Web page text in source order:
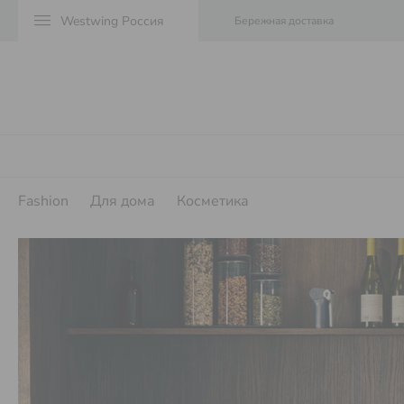
menu Бережная доставка
Для дома Косметика